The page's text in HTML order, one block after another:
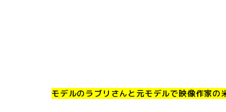
モデルのラブリさんと元モデルで映像作家の